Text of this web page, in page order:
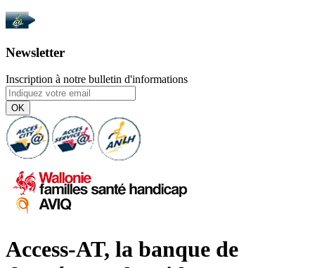
Newsletter
Inscription à notre bulletin d'informations
OK
Access-AT, la banque de